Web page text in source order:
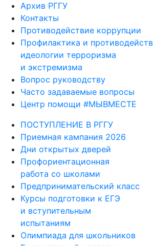
Архив РГГУ
Контакты
Противодействие коррупции
Профилактика и
идеологии терроризма
и экстремизма
Вопрос руководству
Часто задаваемые вопросы
Центр помощи #МЫВМЕСТЕ
ПОСТУПЛЕНИЕ В РГГУ
Приемная кампания 2026
Дни открытых дверей
Профориентационная
работа со школами
Предпринимательский класс
Курсы подготовки к ЕГЭ
и вступительным
испытаниям
Олимпиада для школьников